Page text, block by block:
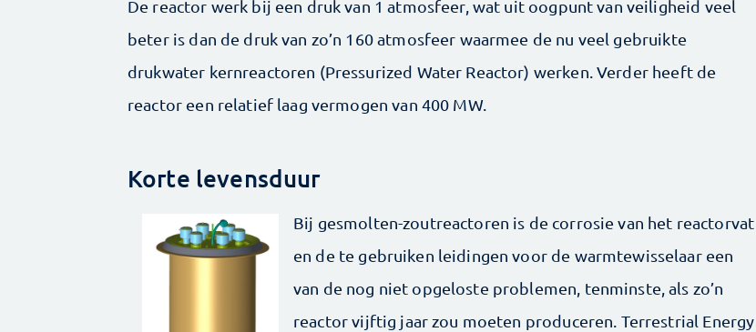
De reactor werk bij een druk van 1 atmosfeer, wat uit oogpunt van veiligheid veel
beter is dan de druk van zo’n 160 atmosfeer waarmee de nu veel gebruikte
drukwater kernreactoren (Pressurized Water Reactor) werken. Verder heeft de
reactor een relatief laag vermogen van 400 MW.
Korte levensduur
Bij gesmolten-zoutreactoren is de corrosie van het reactorvat
en de te gebruiken leidingen voor de warmtewisselaar een
van de nog niet opgeloste problemen, tenminste, als zo’n
reactor vijftig jaar zou moeten produceren. Terrestrial Energy